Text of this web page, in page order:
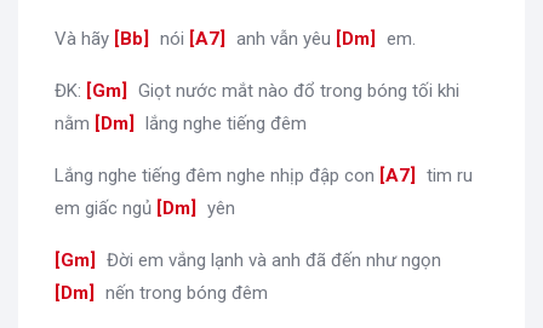
Và hãy [Bb nói [A7 anh vẫn yêu [Dm em.
ĐK: [Gm
Giọt nước mắt nào đổ trong bóng tối khi
nằm [Dm lắng nghe tiếng đêm
Lắng nghe tiếng đêm nghe nhịp đập con [A7
tim ru
em giấc ngủ [Dm yên
[Gm Đời em vắng lạnh và anh đã đến như ngọn
Dm
nến trong bóng đêm